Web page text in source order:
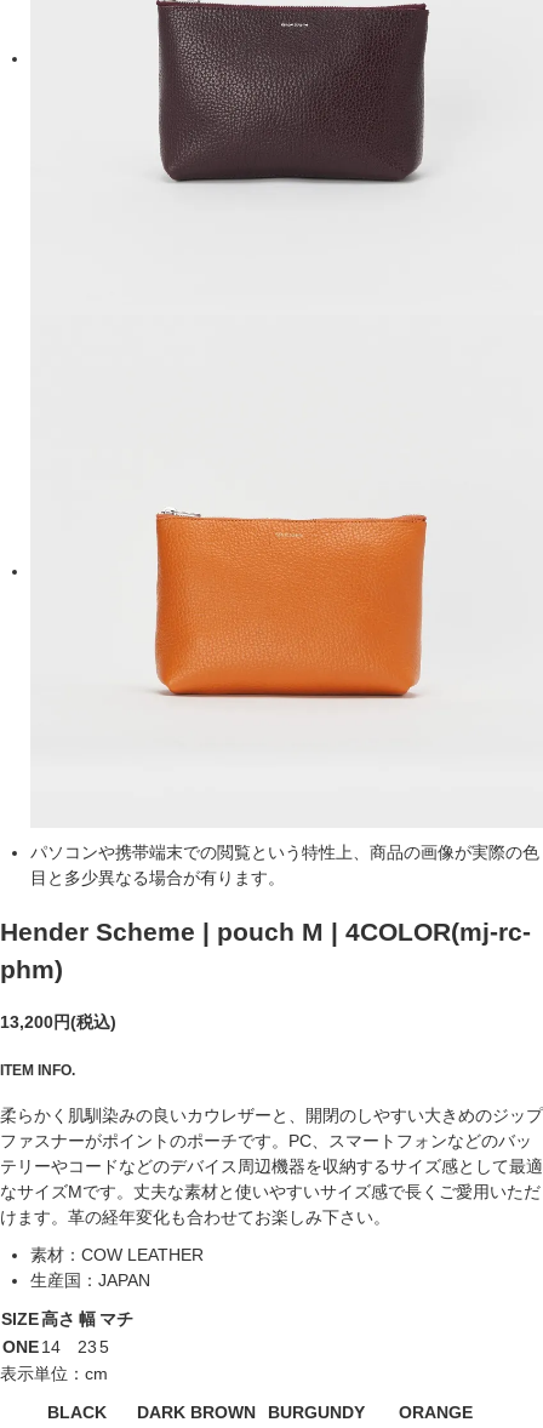
パソコンや携帯端末での閲覧という特性上、商品の画像が実際の色
目と多少異なる場合が有ります。
Hender Scheme | pouch M | 4COLOR(mj-rc-
phm)
13,200円(税込)
ITEM INFO.
柔らかく肌馴染みの良いカウレザーと、開閉のしやすい大きめのジップ
ファスナーがポイントのポーチです。PC、スマートフォンなどのバッ
テリーやコードなどのデバイス周辺機器を収納するサイズ感として最適
なサイズMです。丈夫な素材と使いやすいサイズ感で長くご愛用いただ
けます。革の経年変化も合わせてお楽しみ下さい。
素材 ：COW LEATHER
生産国 ：JAPAN
SIZE高さ 幅 マチ
ONE 14 235
表示単位：cm
BLACK
DARK BROWN BURGUNDY ORANGE